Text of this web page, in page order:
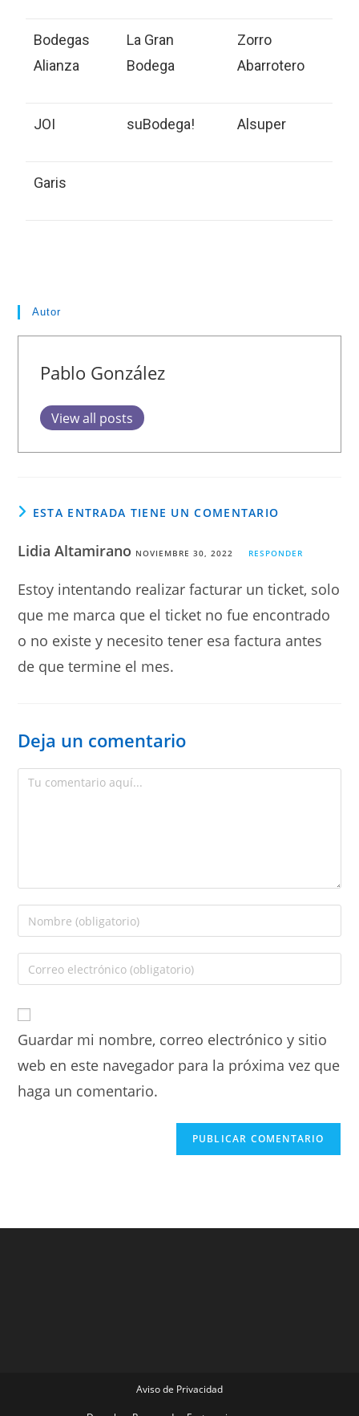
Bodegas
Alianza
La Gran
Bodega
Zorro
Abarrotero
JOI suBodega! Alsuper
Garis
Autor
Pablo González
View all posts
ESTA ENTRADA TIENE UN COMENTARIO
Lidia Altamirano NOVIEMBRE 30, 2022 RESPONDER
Estoy intentando realizar facturar un ticket, solo
que me marca que el ticket no fue encontrado
o no existe y necesito tener esa factura antes
de que termine el mes.
Deja un comentario
Guardar mi nombre, correo electrónico y sitio
web en este navegador para la próxima vez que
haga un comentario.
Aviso de Privacidad